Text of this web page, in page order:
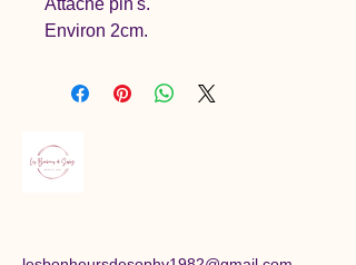
Attache pin's.
Environ 2cm.